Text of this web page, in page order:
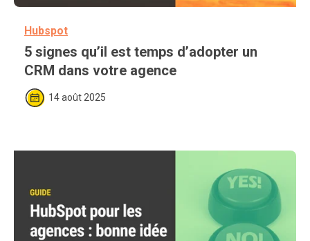
Hubspot
5 signes qu’il est temps d’adopter un
CRM dans votre agence
14 août 2025